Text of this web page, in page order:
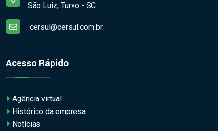
São Luiz, Turvo - SC
cersul@cersul.com.br
Acesso Rápido
Agência virtual
Histórico da empresa
Notícias